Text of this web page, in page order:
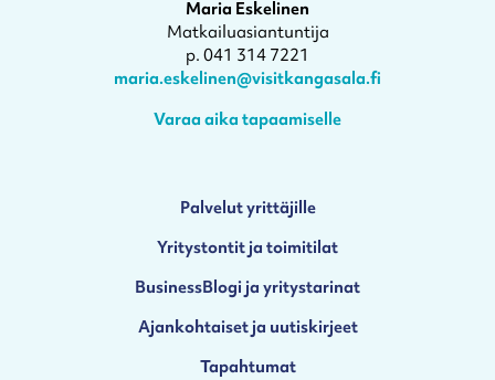
Maria Eskelinen
Matkailuasiantuntija
p. 041 314 7221
maria.eskelinen@visitkangasala.fi
Varaa aika tapaamiselle
Palvelut yrittäjille
Yritystontit ja toimitilat
BusinessBlogi ja yritystarinat
Ajankohtaiset ja uutiskirjeet
Tapahtumat